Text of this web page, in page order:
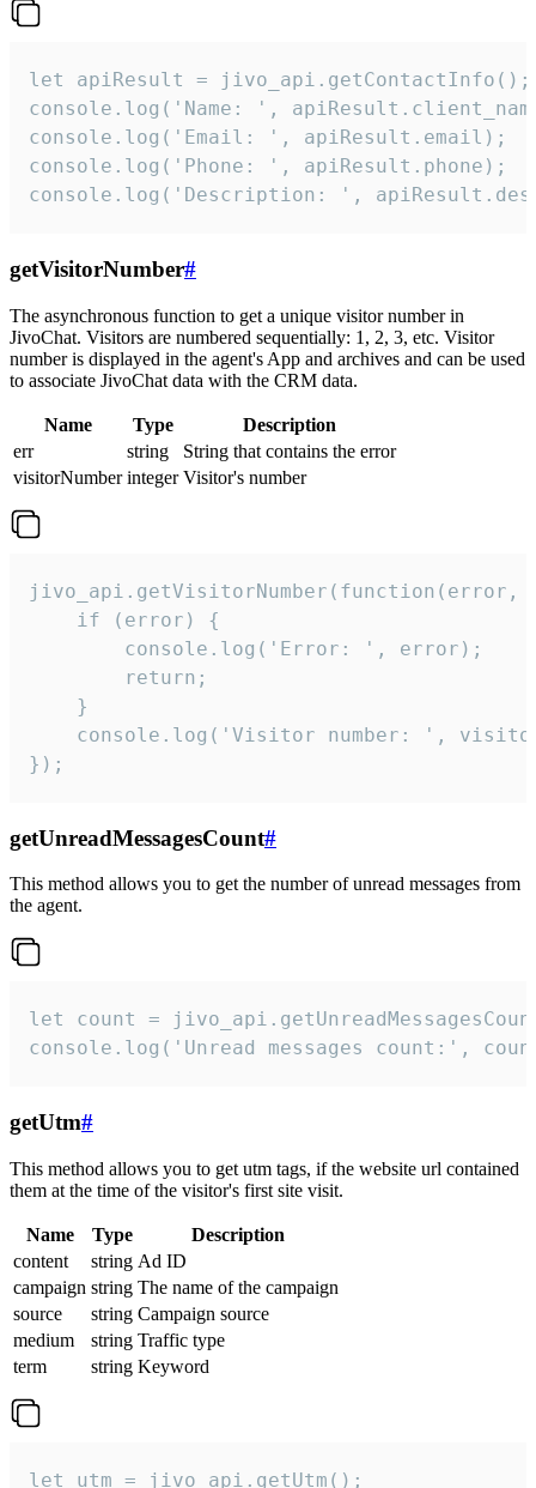
let apiResult = jivo_api.getContactInfo();
console.log('Name: ',
console.log('Email: ', apiResult.email);
console.log('Phone: ', apiResult.phone);
console.log('Description: ',
getVisitorNumber#
The asynchronous function to get a unique visitor number in
JivoChat. Visitors are numbered sequentially: 1, 2, 3, etc. Visitor
number is displayed in the agent's App and archives and can be used
to associate JivoChat data with the CRM data.
Name Type
Description
err
string
String that contains the error
visitorNumber integer Visitor's number
jivo_api.getVisitorNumber(function(error,
    if (error) {
        console.log('Error: ', error);
        return;
    }
console.log('Visitor number: ',
});
getUnreadMessagesCount#
This method allows you to get the number of unread messages from
the agent.
let count =
console.log('Unread messages count:',
getUtm#
This method allows you to get utm tags, if the website url contained
them at the time of the visitor's first site visit.
Name Type
Description
content
string Ad ID
campaign string The name of the campaign
source
string Campaign source
medium
string Traffic type
term
string Keyword
let utm = jivo_api.getUtm();